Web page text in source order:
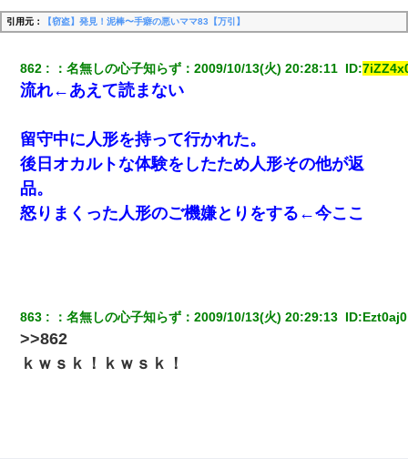
引用元： 【窃盗】発見！泥棒〜手癖の悪いママ83【万引】
862 ：名無しの心子知らず ：2009/10/13(火) 20:28:11 ID:
流れ←あえて読まない
留守中に人形を持って行かれた。
後日オカルトな体験をしたため人形その他が返
品。
怒りまくった人形のご機嫌とりをする←今ここ
863 ：名無しの心子知らず ：2009/10/13(火) 20:29:13 ID:
>>862
ｋｗｓｋ！ｋｗｓｋ！